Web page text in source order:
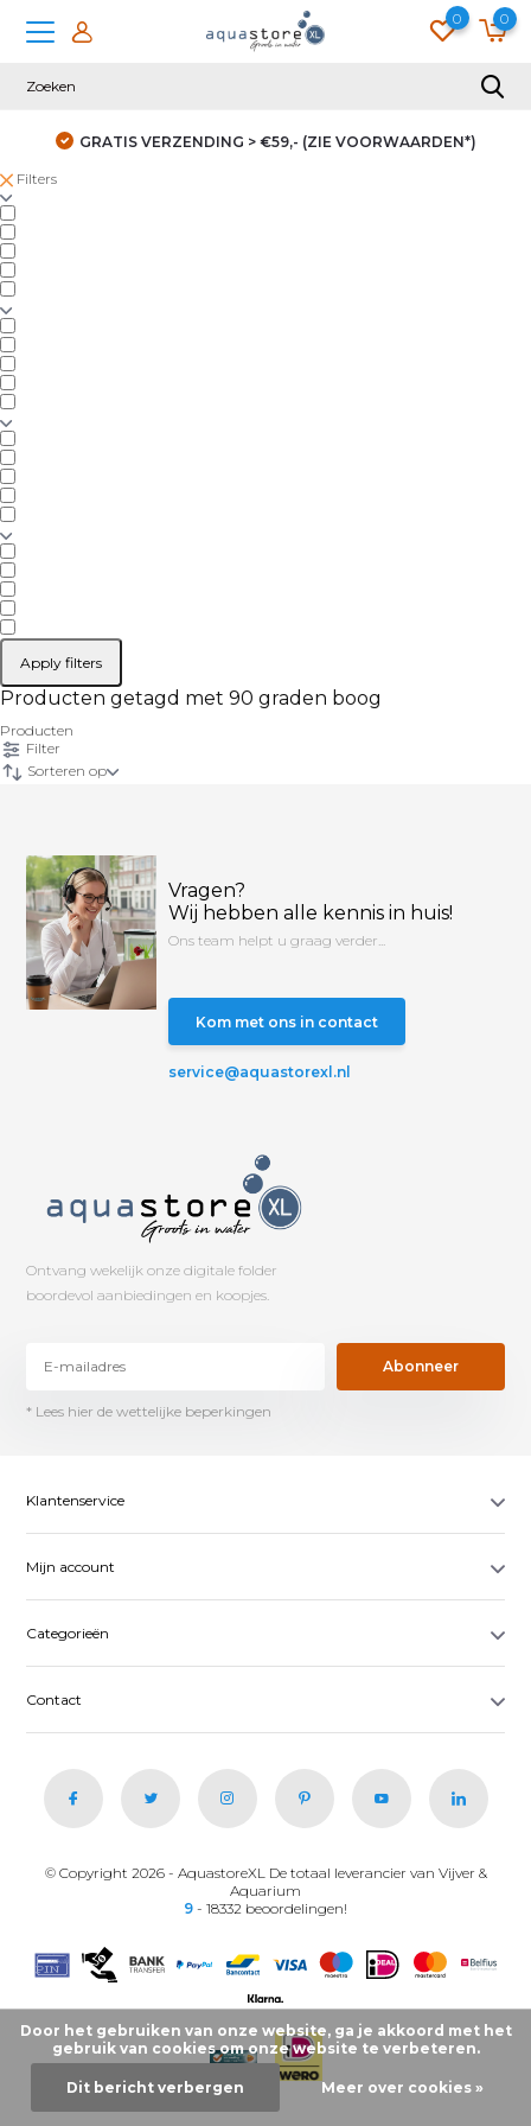
0 0
GRATIS VERZENDING > €59,- (ZIE VOORWAARDEN*)
Filters
Apply filters
Producten getagd met 90 graden boog
Producten
Filter
Sorteren op
Vragen?
Wij hebben alle kennis in huis!
Ons team helpt u graag verder...
Kom met ons in contact
service@aquastorexl.nl
Ontvang wekelijk onze digitale folder
boordevol aanbiedingen en koopjes.
Abonneer
* Lees hier de wettelijke beperkingen
Klantenservice
Mijn account
Categorieën
Contact
© Copyright 2026 - AquastoreXL De totaal leverancier van Vijver &
Aquarium
9 - 18332 beoordelingen!
Door het gebruiken van onze website, ga je akkoord met het
gebruik van cookies om onze website te verbeteren.
Dit bericht verbergen Meer over cookies »